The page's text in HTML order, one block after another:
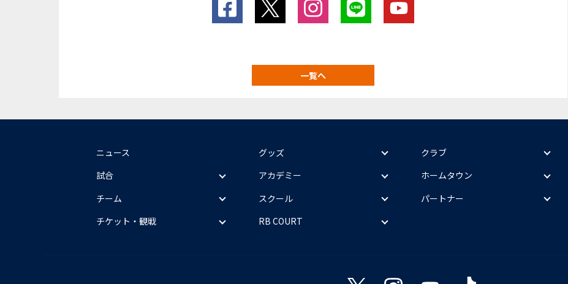
一覧へ
ニュース
試合
チーム
チケット・観戦
グッズ
アカデミー
スクール
RB COURT
クラブ
ホームタウン
パートナー